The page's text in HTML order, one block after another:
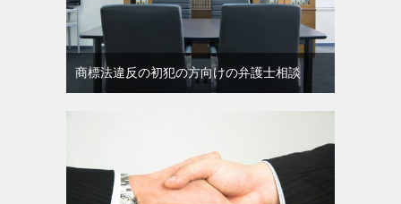
商標法違反の初犯の方向けの弁護士相談